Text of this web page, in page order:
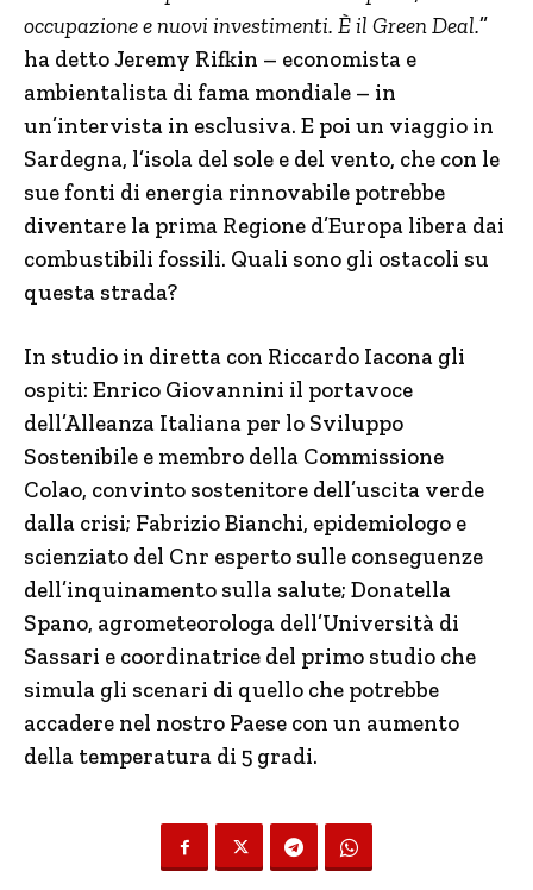
occupazione e nuovi investimenti. È il Green Deal.”
ha detto Jeremy Rifkin – economista e
ambientalista di fama mondiale – in
un’intervista in esclusiva. E poi un viaggio in
Sardegna, l’isola del sole e del vento, che con le
sue fonti di energia rinnovabile potrebbe
diventare la prima Regione d’Europa libera dai
combustibili fossili. Quali sono gli ostacoli su
questa strada?
In studio in diretta con Riccardo Iacona gli
ospiti: Enrico Giovannini il portavoce
dell’Alleanza Italiana per lo Sviluppo
Sostenibile e membro della Commissione
Colao, convinto sostenitore dell’uscita verde
dalla crisi; Fabrizio Bianchi, epidemiologo e
scienziato del Cnr esperto sulle conseguenze
dell’inquinamento sulla salute; Donatella
Spano, agrometeorologa dell’Università di
Sassari e coordinatrice del primo studio che
simula gli scenari di quello che potrebbe
accadere nel nostro Paese con un aumento
della temperatura di 5 gradi.